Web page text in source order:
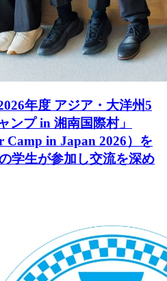
年度 アジア・大洋州5
ンプ in 湘南国際村」
Camp in Japan 2026）を
学生が参加し交流を深め